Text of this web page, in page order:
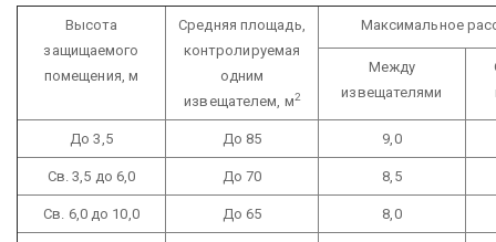
Высота
защищаемого
помещения, м
Средняя площадь,
контролируемая
одним
извещателем, м2
Максимальное
Между
извещателями
До 3,5 До 85 9,0
Св. 3,5 до 6,0 До 70 8,5
Св. 6,0 до 10,0 До 65 8,0